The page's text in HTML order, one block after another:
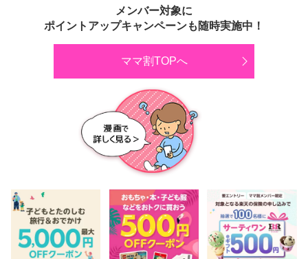
メンバー対象に
ポイントアップキャンペーンも随時実施中！
ママ割TOPへ